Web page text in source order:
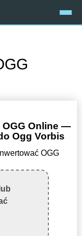
OGG Online —
Ogg Vorbis
OGG